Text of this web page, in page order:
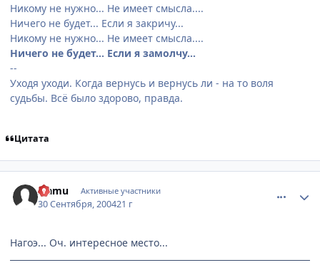
Никому не нужно... Не имеет смысла....
Ничего не будет... Если я закричу...
Никому не нужно... Не имеет смысла....
Ничего не будет... Если я замолчу...
--
Уходя уходи. Когда вернусь и вернусь ли - на то воля
судьбы. Всё было здорово, правда.
Цитата
Isamu Активные участники
30 Сентября, 200421 г
Нагоэ... Оч. интересное место...